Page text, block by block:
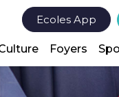
Ecoles App
Foyers